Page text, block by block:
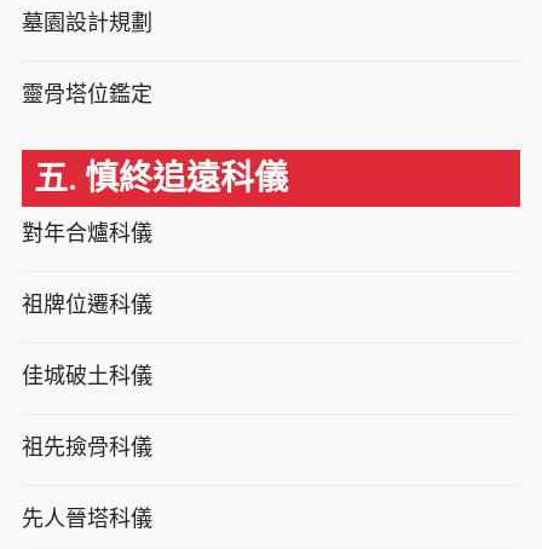
墓園設計規劃
靈骨塔位鑑定
五. 慎終追遠科儀
對年合爐科儀
祖牌位遷科儀
佳城破土科儀
祖先撿骨科儀
先人晉塔科儀